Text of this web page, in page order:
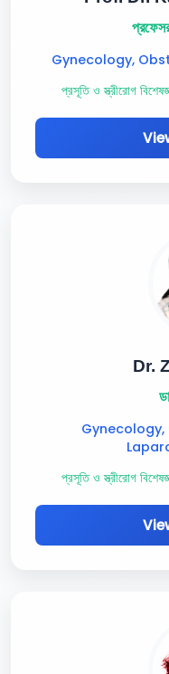
Gynecology,
প্রসূতি ও স্ত্রীরোগ
Dr.
প্রসূতি ও স্ত্রীরোগ